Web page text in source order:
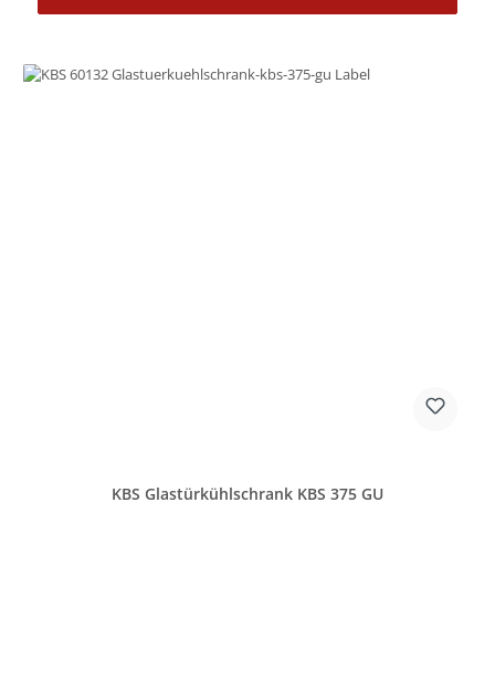
KBS Glastürkühlschrank KBS 375 GU